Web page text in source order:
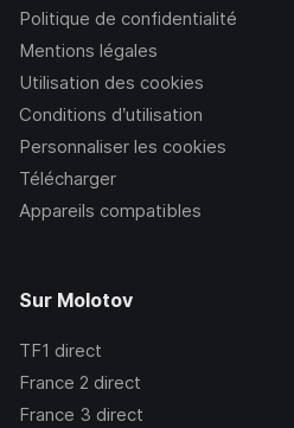
Politique de confidentialité
Mentions légales
Utilisation des cookies
Conditions d’utilisation
Personnaliser les cookies
Télécharger
Appareils compatibles
Sur Molotov
TF1 direct
France 2 direct
France 3 direct